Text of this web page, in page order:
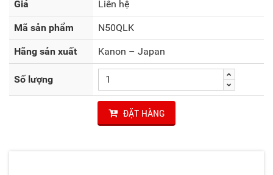
Giá Liên hệ
Mã sản phẩm N50QLK
Hãng sản xuất Kanon – Japan
Số lượng
ĐẶT HÀNG